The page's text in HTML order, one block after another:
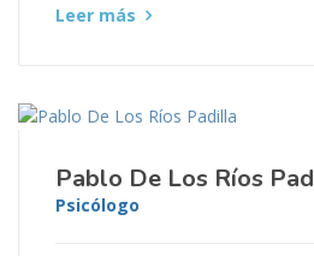
Leer más
Pablo De Los Ríos
Psicólogo